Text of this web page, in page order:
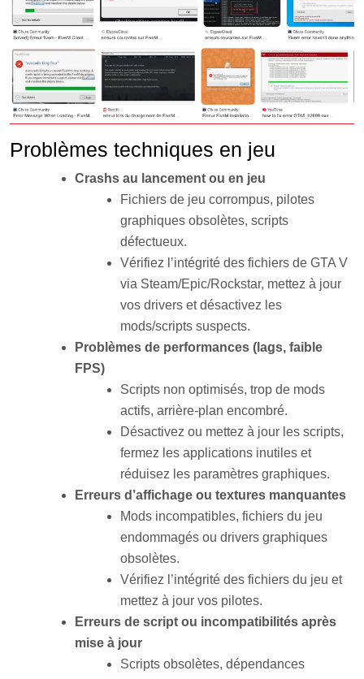
Problèmes techniques en jeu
Crashs au lancement ou en jeu
Fichiers de jeu corrompus, pilotes
graphiques obsolètes, scripts
défectueux.
Vérifiez l’intégrité des fichiers de GTA V
via Steam/Epic/Rockstar, mettez à jour
vos drivers et désactivez les
mods/scripts suspects.
Problèmes de performances (lags, faible
FPS)
Scripts non optimisés, trop de mods
actifs, arrière-plan encombré.
Désactivez ou mettez à jour les scripts,
fermez les applications inutiles et
réduisez les paramètres graphiques.
Erreurs d’affichage ou textures manquantes
Mods incompatibles, fichiers du jeu
endommagés ou drivers graphiques
obsolètes.
Vérifiez l’intégrité des fichiers du jeu et
mettez à jour vos pilotes.
Erreurs de script ou incompatibilités après
mise à jour
Scripts obsolètes, dépendances